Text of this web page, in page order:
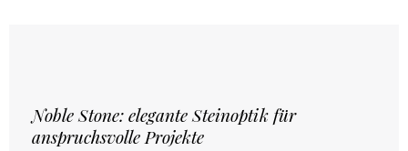
Noble Stone: elegante Steinoptik für
anspruchsvolle Projekte